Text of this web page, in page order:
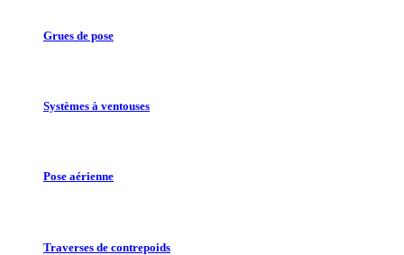
Grues de pose
Systèmes à ventouses
Pose aérienne
Traverses de contrepoids